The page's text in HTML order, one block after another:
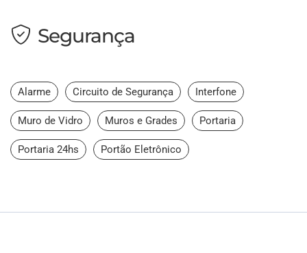
Segurança
Alarme Circuito de Segurança Interfone
Muro de Vidro Muros e Grades Portaria
Portaria 24hs Portão Eletrônico